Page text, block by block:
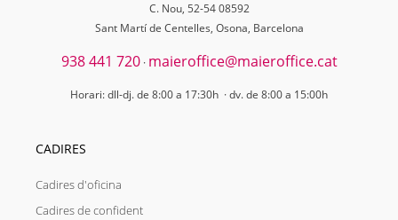
C. Nou, 52-54 08592
Sant Martí de Centelles, Osona, Barcelona
938 441 720· maieroffice@maieroffice.cat
Horari: dll-dj. de 8:00 a 17:30h · dv. de 8:00 a 15:00h
CADIRES
Cadires d'oficina
Cadires de confident